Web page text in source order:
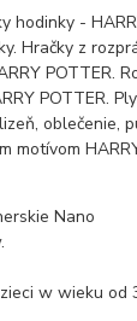
hodinky -
Hračky z
POTTER.
POTTER.
oblečenie,
motívom
Nano
w wieku od